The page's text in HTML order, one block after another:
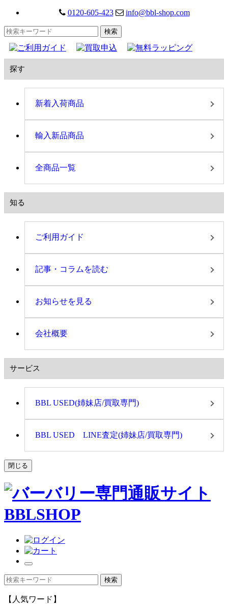
0120-605-423 info@bbl-shop.com
探す
新着入荷商品
輸入新品商品
全商品一覧
知る
ご利用ガイド
記事・コラムを読む
お知らせを見る
会社概要
サービス
BBL USED(姉妹店/買取専門)
BBL USED LINE査定(姉妹店/買取専門)
閉じる
【人気ワード】